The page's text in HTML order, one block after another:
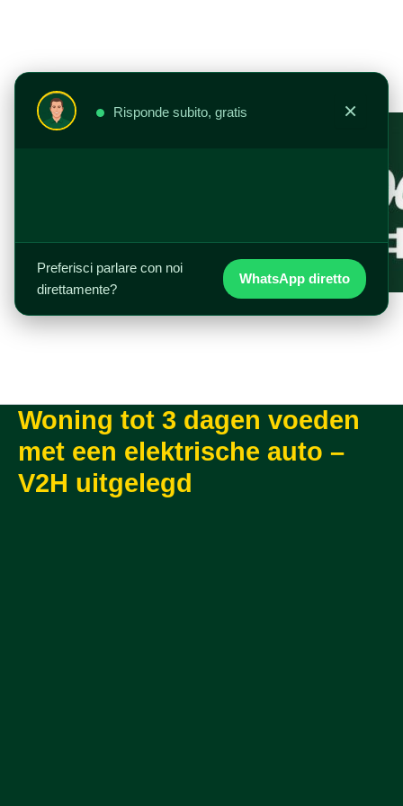
Risponde subito, gratis ×
Preferisci parlare con noi
direttamente?
WhatsApp diretto
Woning tot 3 dagen voeden
met een elektrische auto –
V2H uitgelegd